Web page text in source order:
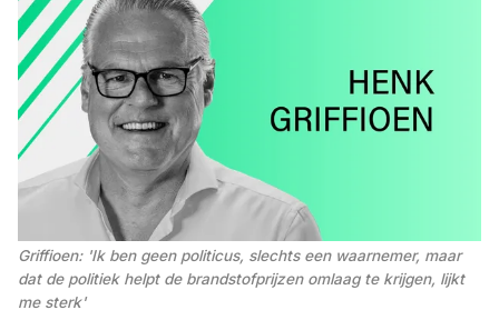
Griffioen: 'Ik ben geen politicus, slechts een waarnemer, maar
dat de politiek helpt de brandstofprijzen omlaag te krijgen, lijkt
me sterk'